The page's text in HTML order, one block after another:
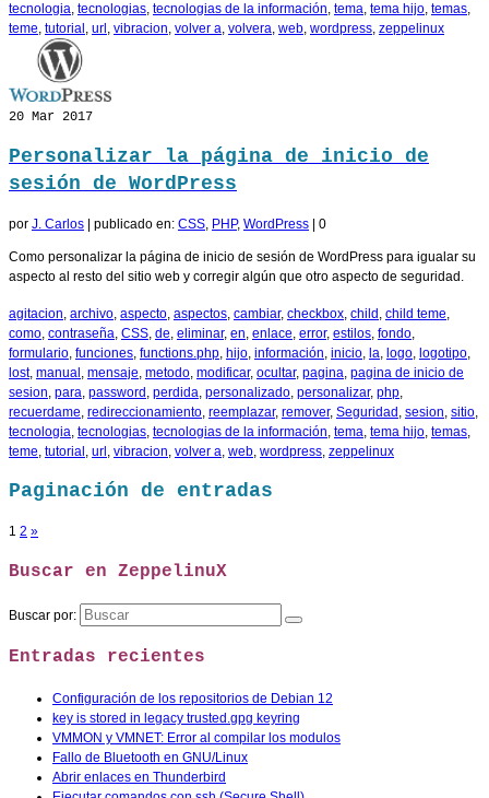
tecnologia, tecnologias, tecnologias de la información, tema, tema hijo, temas,
teme, tutorial , url , vibracion, volver a, volvera, web, wordpress, zeppelinux
20 Mar 2017
Personalizar la página de inicio de
sesión de WordPress
por J. Carlos publicado en: CSS, PHP, WordPress 0
Como personalizar la página de inicio de sesión de WordPress para igualar su
aspecto al resto del sitio web y corregir algún que otro aspecto de seguridad.
agitacion, archivo, aspecto, aspectos, cambiar, checkbox, child , child teme,
como, contraseña, CSS, de, eliminar, en, enlace, error, estilos, fondo,
formulario, funciones, functions.php, hijo, información, inicio, la, logo, logotipo,
lost, manual , mensaje, metodo, modificar, ocultar, pagina, pagina de inicio de
sesion, para, password , perdida, personalizado, personalizar, php,
recuerdame, redireccionamiento, reemplazar, remover, Seguridad , sesion, sitio,
tecnologia, tecnologias, tecnologias de la información, tema, tema hijo, temas,
teme, tutorial , url , vibracion, volver a, web, wordpress, zeppelinux
Paginación de entradas
1 2 »
Buscar en ZeppelinuX
Buscar por:
Entradas recientes
Configuración de los repositorios de Debian 12
key is stored in legacy trusted.gpg keyring
VMMON y VMNET: Error al compilar los modulos
Fallo de Bluetooth en GNU/Linux
Abrir enlaces en Thunderbird